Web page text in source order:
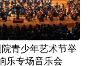
院青少年艺术节举
乐专场音乐会